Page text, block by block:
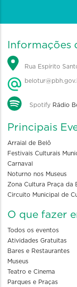
Informações
Rua Espírito
Spotify Rádio
Principais
Arraial de Belô
Festivais Culturais
Carnaval
Noturno nos Museus
Zona Cultura Praça da
Circuito Municipal de
O que fazer
Todos os eventos
Atividades Gratuitas
Bares e Restaurantes
Museus
Teatro e Cinema
Parques e Praças